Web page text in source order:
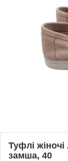
Туфлі
замша, 40